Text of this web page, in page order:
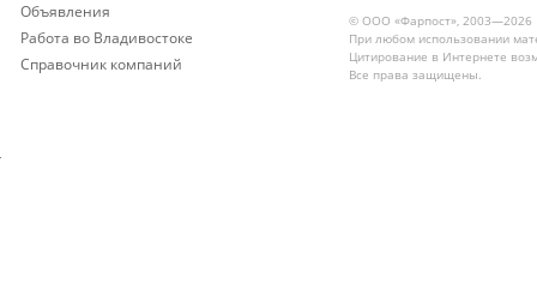
Объявления
Работа во Владивостоке
Справочник компаний
© ООО «Фарпост», 2003—2026
При любом использовании
Цитирование в Интернете
Все права защищены.